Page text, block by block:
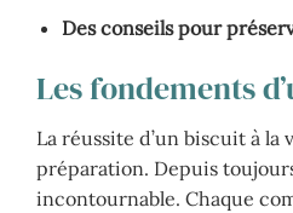
Des conseils pour
Les fondements
La réussite d’un biscuit à
préparation. Depuis
incontournable. Chaque